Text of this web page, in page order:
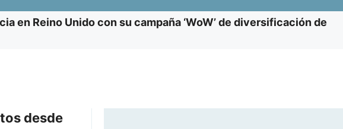
en Reino Unido con su campaña ‘WoW’ de diversificación de
desde